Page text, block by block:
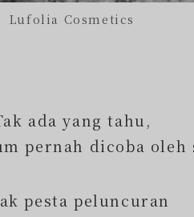
Lufolia Cosmetics
ada yang tahu,
pernah dicoba oleh
pesta peluncuran